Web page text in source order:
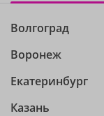
Волгоград
Воронеж
Екатеринбург
Казань